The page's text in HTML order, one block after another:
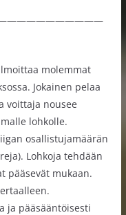
molemmat
Jokainen pelaa
voittaja nousee
lohkolle.
osallistujamäärän
Lohkoja tehdään
pääsevät mukaan.
ja pääsääntöisesti